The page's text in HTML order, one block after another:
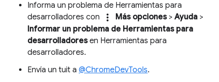
Informa un problema de Herramientas para
desarrolladores con
more_vert Más opciones>Ayuda >
Informar un problema de Herramientas para
desarrolladoresen Herramientas para
desarrolladores.
Envía un tuit a @ChromeDevTools.